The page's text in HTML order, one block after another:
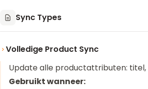
Sync Types
Volledige Product Sync
Update alle productattributen: titel,
Gebruikt wanneer: